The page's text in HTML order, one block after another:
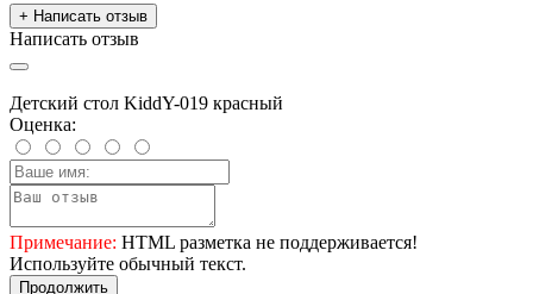
+ Написать отзыв
Написать отзыв
Детский стол KiddY-019 красный
Оценка:
Примечание: HTML разметка не поддерживается!
Используйте обычный текст.
Продолжить